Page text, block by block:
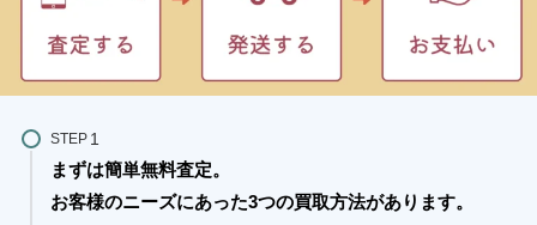
STEP
まずは簡単無料査定。
お客様のニーズにあった3つの買取方法があります。​